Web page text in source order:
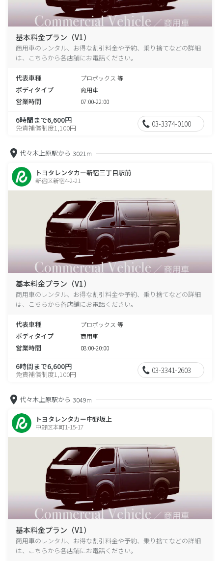
基本料金プラン（V1）
商用車のレンタル、お得な割引料金や予約、乗り捨てなどの詳細
は、こちらから各店舗にお電話ください。
代表車種 プロボックス 等
ボディタイプ 商用車
営業時間 07:00-22:00
6時間まで6,600円
免責補償制度1,100円 03-3374-0100
代々木上原駅から 3021m
トヨタレンタカー新宿三丁目駅前
新宿区新宿4-2-21
基本料金プラン（V1）
商用車のレンタル、お得な割引料金や予約、乗り捨てなどの詳細
は、こちらから各店舗にお電話ください。
代表車種 プロボックス 等
ボディタイプ 商用車
営業時間 08:00-20:00
6時間まで6,600円
免責補償制度1,100円 03-3341-2603
代々木上原駅から 3049m
トヨタレンタカー中野坂上
中野区本町1-15-17
基本料金プラン（V1）
商用車のレンタル、お得な割引料金や予約、乗り捨てなどの詳細
は、こちらから各店舗にお電話ください。